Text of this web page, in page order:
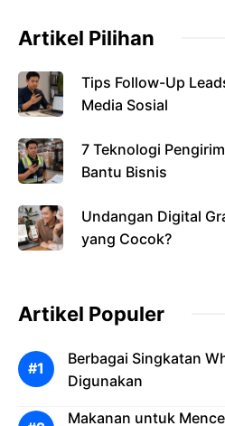
Artikel Pilihan
Tips Follow-Up
Media Sosial
7 Teknologi
Bantu Bisnis
Undangan Digital
yang Cocok?
Artikel Populer
Berbagai Singkatan
Digunakan
Makanan untuk